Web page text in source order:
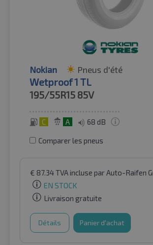
Nokian Pneus d'été
Wetproof 1 TL
195/55R15 85V
C A 68 dB
Comparer les pneus
€ 87.34TVA incluse par Auto-Raifen
EN STOCK
Livraison gratuite
Détails Panier d'achat